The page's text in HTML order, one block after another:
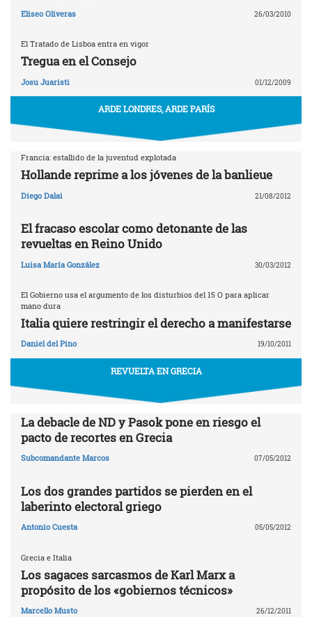
Eliseo Oliveras 26/03/2010
El Tratado de Lisboa entra en vigor
Tregua en el Consejo
Josu Juaristi 01/12/2009
ARDE LONDRES, ARDE PARÍS
Francia: estallido de la juventud explotada
Hollande reprime a los jóvenes de la banlieue
Diego Dalai 21/08/2012
El fracaso escolar como detonante de las
revueltas en Reino Unido
Luisa María González 30/03/2012
El Gobierno usa el argumento de los disturbios del 15 O para aplicar
mano dura
Italia quiere restringir el derecho a manifestarse
Daniel del Pino 19/10/2011
REVUELTA EN GRECIA
La debacle de ND y Pasok pone en riesgo el
pacto de recortes en Grecia
Subcomandante Marcos 07/05/2012
Los dos grandes partidos se pierden en el
laberinto electoral griego
Antonio Cuesta 05/05/2012
Grecia e Italia
Los sagaces sarcasmos de Karl Marx a
propósito de los «gobiernos técnicos»
Marcello Musto 26/12/2011